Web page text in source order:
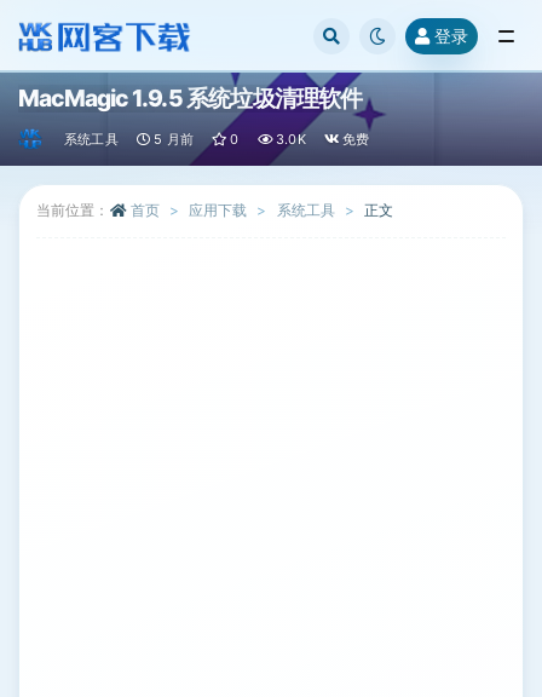
登录
MacMagic 1.9.5 系统垃圾清理软件
系统工具 5 月前 0 3.0K 免费
当前位置： 首页 应用下载 系统工具 正文
全部